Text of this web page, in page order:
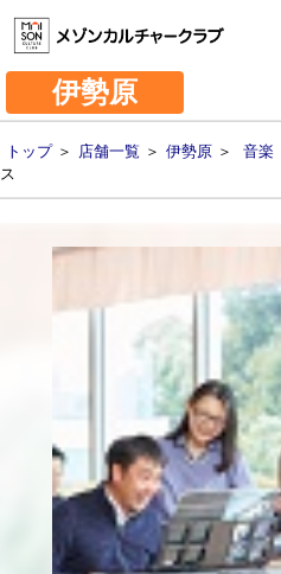
伊勢原
トップ＞ 店舗一覧 ＞ 伊勢原 ＞ 音楽
ス